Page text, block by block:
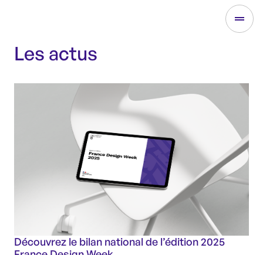
Les actus
Découvrez le bilan national de l’édition 2025